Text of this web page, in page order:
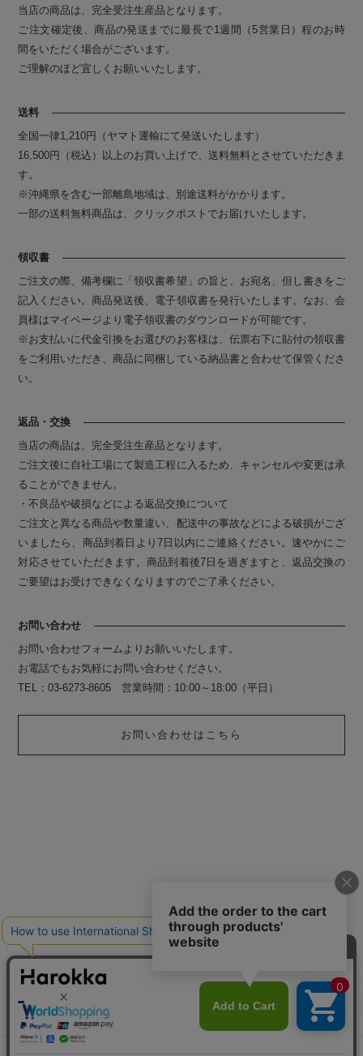
当店の商品は、完全受注生産品となります。
ご注文確定後、商品の発送までに最長で1週間（5営業日）程のお時
間をいただく場合がございます。
ご理解のほど宜しくお願いいたします。
送料
全国一律1,210円（ヤマト運輸にて発送いたします）
16,500円（税込）以上のお買い上げで、送料無料とさせていただきま
す。
※沖縄県を含む一部離島地域は、別途送料がかかります。
一部の送料無料商品は、クリックポストでお届けいたします。
領収書
ご注文の際、備考欄に「領収書希望」の旨と、お宛名、但し書きをご
記入ください。商品発送後、電子領収書を発行いたします。なお、会
員様はマイページより電子領収書のダウンロードが可能です。
※お支払いに代金引換をお選びのお客様は、伝票右下に貼付の領収書
をご利用いただき、商品に同梱している納品書と合わせて保管くださ
い。
返品・交換
当店の商品は、完全受注生産品となります。
ご注文後に自社工場にて製造工程に入るため、キャンセルや変更は承
ることができません。
・不良品や破損などによる返品交換について
ご注文と異なる商品や数量違い、配送中の事故などによる破損がござ
いましたら、商品到着日より7日以内にご連絡ください。速やかにご
対応させていただきます。商品到着後7日を過ぎますと、返品交換の
ご要望はお受けできなくなりますのでご了承ください。
お問い合わせ
お問い合わせフォームよりお願いいたします。
お電話でもお気軽にお問い合わせください。
TEL：03-6273-8605 営業時間：10:00～18:00（平日）
お問い合わせはこちら
貼り方を見る よくあるご質問
ご利用ガイド